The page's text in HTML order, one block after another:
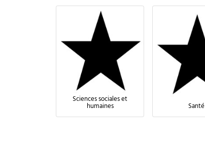
Sciences sociales et
humaines
Santé